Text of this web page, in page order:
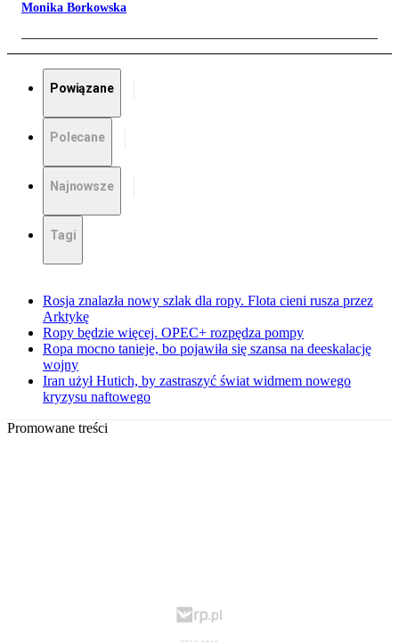
Monika Borkowska
Powiązane
Polecane
Najnowsze
Tagi
Rosja znalazła nowy szlak dla ropy. Flota cieni rusza przez
Arktykę
Ropy będzie więcej. OPEC+ rozpędza pompy
Ropa mocno tanieje, bo pojawiła się szansa na deeskalację
wojny
Iran użył Hutich, by zastraszyć świat widmem nowego
kryzysu naftowego
Promowane treści